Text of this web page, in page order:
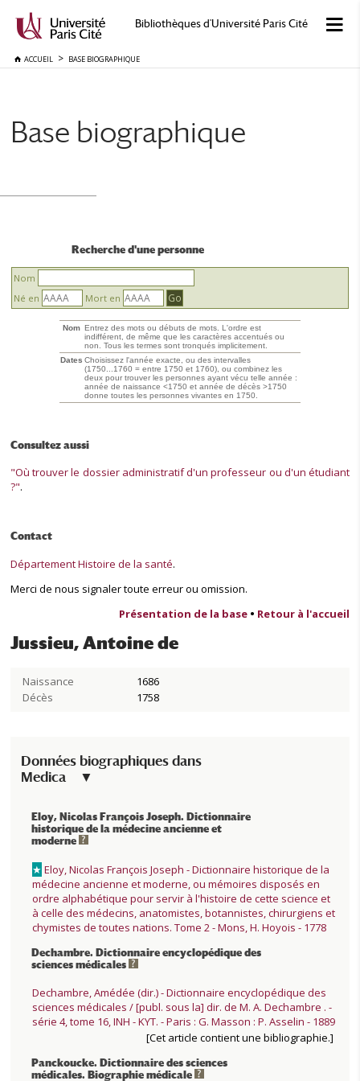
Bibliothèques d'Université Paris Cité
ACCUEIL BASE BIOGRAPHIQUE
Base biographique
Recherche d'une personne
Nom
Né en
Mort en
Nom Entrez des mots ou débuts de mots. L'ordre est
indifférent, de même que les caractères accentués ou
non. Tous les termes sont tronqués implicitement.
Dates Choisissez l'année exacte, ou des intervalles
(1750...1760 = entre 1750 et 1760), ou combinez les
deux pour trouver les personnes ayant vécu telle année :
année de naissance <1750 et année de décès >1750
donne toutes les personnes vivantes en 1750.
Consultez aussi
"Où trouver le dossier administratif d'un professeur ou d'un étudiant
?".
Contact
Département Histoire de la santé.
Merci de nous signaler toute erreur ou omission.
Présentation de la base • Retour à l'accueil
Jussieu, Antoine de
Naissance
1686
Décès
1758
Données biographiques dans
Medica
Eloy, Nicolas François Joseph. Dictionnaire
historique de la médecine ancienne et
moderne
★ Eloy, Nicolas François Joseph - Dictionnaire historique de la
médecine ancienne et moderne, ou mémoires disposés en
ordre alphabétique pour servir à l'histoire de cette science et
à celle des médecins, anatomistes, botannistes, chirurgiens et
chymistes de toutes nations. Tome 2 - Mons, H. Hoyois - 1778
Dechambre. Dictionnaire encyclopédique des
sciences médicales
Dechambre, Amédée (dir.) - Dictionnaire encyclopédique des
sciences médicales / [publ. sous la] dir. de M. A. Dechambre . -
série 4, tome 16, INH - KYT. - Paris : G. Masson : P. Asselin - 1889
[Cet article contient une bibliographie.]
Panckoucke. Dictionnaire des sciences
médicales. Biographie médicale